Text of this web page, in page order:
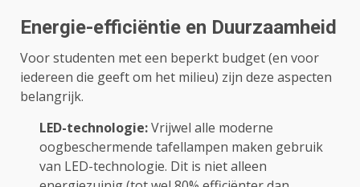
Energie-efficiëntie en Duurzaamheid
Voor studenten met een beperkt budget (en voor
iedereen die geeft om het milieu) zijn deze aspecten
belangrijk.
LED-technologie:Vrijwel alle moderne
oogbeschermende tafellampen maken gebruik
van LED-technologie. Dit is niet alleen